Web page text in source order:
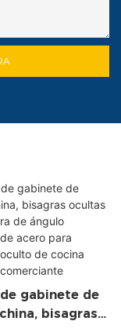
gabinete de
bisagras